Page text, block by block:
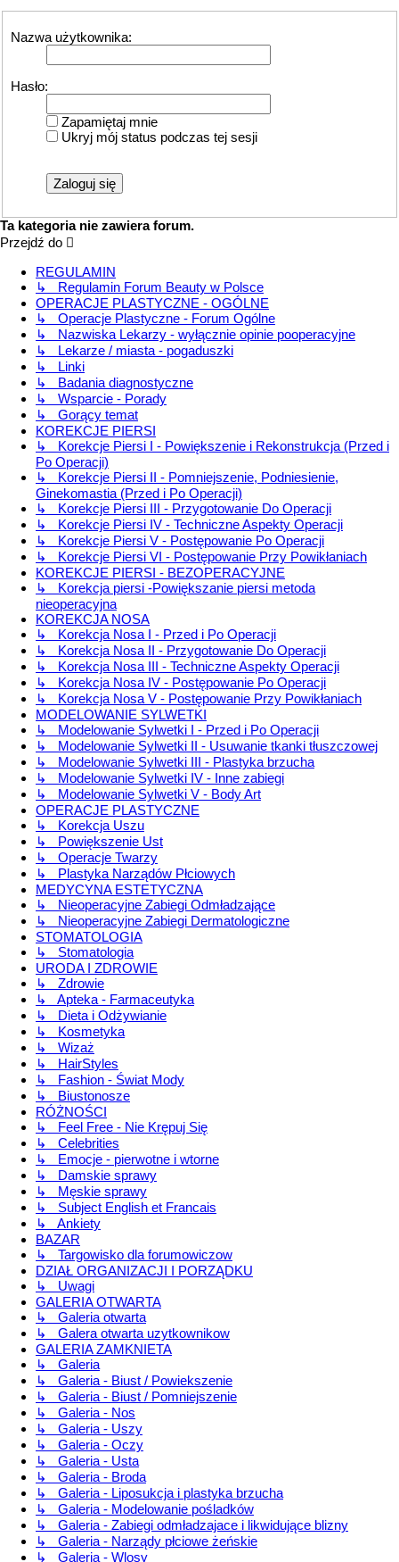
Nazwa użytkownika:
Hasło:
Zapamiętaj mnie
Ukryj mój status podczas tej sesji
Ta kategoria nie zawiera forum.
Przejdź do
REGULAMIN
↳ Regulamin Forum Beauty w Polsce
OPERACJE PLASTYCZNE - OGÓLNE
↳ Operacje Plastyczne - Forum Ogólne
↳ Nazwiska Lekarzy - wyłącznie opinie pooperacyjne
↳ Lekarze / miasta - pogaduszki
↳ Linki
↳ Badania diagnostyczne
↳ Wsparcie - Porady
↳ Gorący temat
KOREKCJE PIERSI
↳ Korekcje Piersi I - Powiększenie i Rekonstrukcja (Przed i
Po Operacji)
↳ Korekcje Piersi II - Pomniejszenie, Podniesienie,
Ginekomastia (Przed i Po Operacji)
↳ Korekcje Piersi III - Przygotowanie Do Operacji
↳ Korekcje Piersi IV - Techniczne Aspekty Operacji
↳ Korekcje Piersi V - Postępowanie Po Operacji
↳ Korekcje Piersi VI - Postępowanie Przy Powikłaniach
KOREKCJE PIERSI - BEZOPERACYJNE
↳ Korekcja piersi -Powiększanie piersi metoda
nieoperacyjna
KOREKCJA NOSA
↳ Korekcja Nosa I - Przed i Po Operacji
↳ Korekcja Nosa II - Przygotowanie Do Operacji
↳ Korekcja Nosa III - Techniczne Aspekty Operacji
↳ Korekcja Nosa IV - Postępowanie Po Operacji
↳ Korekcja Nosa V - Postępowanie Przy Powikłaniach
MODELOWANIE SYLWETKI
↳ Modelowanie Sylwetki I - Przed i Po Operacji
↳ Modelowanie Sylwetki II - Usuwanie tkanki tłuszczowej
↳ Modelowanie Sylwetki III - Plastyka brzucha
↳ Modelowanie Sylwetki IV - Inne zabiegi
↳ Modelowanie Sylwetki V - Body Art
OPERACJE PLASTYCZNE
↳ Korekcja Uszu
↳ Powiększenie Ust
↳ Operacje Twarzy
↳ Plastyka Narządów Płciowych
MEDYCYNA ESTETYCZNA
↳ Nieoperacyjne Zabiegi Odmładzające
↳ Nieoperacyjne Zabiegi Dermatologiczne
STOMATOLOGIA
↳ Stomatologia
URODA I ZDROWIE
↳ Zdrowie
↳ Apteka - Farmaceutyka
↳ Dieta i Odżywianie
↳ Kosmetyka
↳ Wizaż
↳ HairStyles
↳ Fashion - Świat Mody
↳ Biustonosze
RÓŻNOŚCI
↳ Feel Free - Nie Krępuj Się
↳ Celebrities
↳ Emocje - pierwotne i wtorne
↳ Damskie sprawy
↳ Męskie sprawy
↳ Subject English et Francais
↳ Ankiety
BAZAR
↳ Targowisko dla forumowiczow
DZIAŁ ORGANIZACJI I PORZĄDKU
↳ Uwagi
GALERIA OTWARTA
↳ Galeria otwarta
↳ Galera otwarta uzytkownikow
GALERIA ZAMKNIETA
↳ Galeria
↳ Galeria - Biust / Powiekszenie
↳ Galeria - Biust / Pomniejszenie
↳ Galeria - Nos
↳ Galeria - Uszy
↳ Galeria - Oczy
↳ Galeria - Usta
↳ Galeria - Broda
↳ Galeria - Liposukcja i plastyka brzucha
↳ Galeria - Modelowanie pośladków
↳ Galeria - Zabiegi odmładzajace i likwidujące blizny
↳ Galeria - Narządy płciowe żeńskie
↳ Galeria - Wlosy